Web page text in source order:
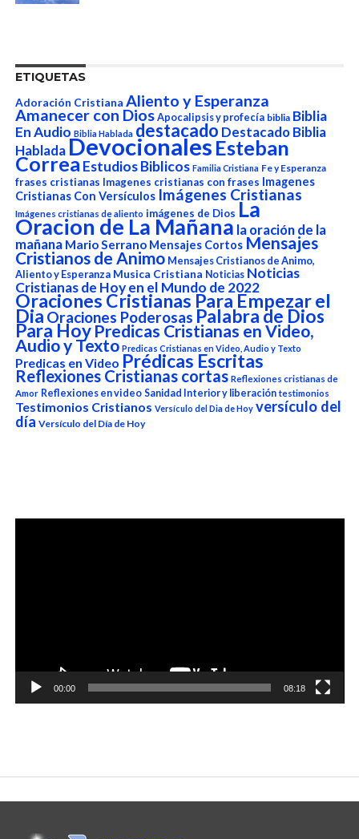
ETIQUETAS
Adoración Cristiana Aliento y Esperanza
Amanecer con Dios Apocalipsis y profecía biblia Biblia
En Audio Biblia Hablada destacado Destacado Biblia
HabladaDevocionalesEsteban
Correa Estudios Biblicos Familia Cristiana Fe y Esperanza
frases cristianas Imagenes cristianas con frases Imagenes
Cristianas Con Versículos Imágenes Cristianas
Imágenes cristianas de aliento imágenes de Dios La
Oracion de La Mañana la oración de la
mañana Mario Serrano Mensajes Cortos Mensajes
Cristianos de Animo Mensajes Cristianos de Animo,
Aliento y Esperanza Musica Cristiana Noticias Noticias
Cristianas de Hoy en el Mundo de 2022
Oraciones Cristianas Para Empezar el
DiaOraciones Poderosas Palabra de Dios
Para Hoy Predicas Cristianas en Video,
Audio y Texto Predicas Cristianas en Video, Audio y Texto
Predicas en Video Prédicas Escritas
Reflexiones Cristianas cortas Reflexiones cristianas de
Amor Reflexiones en video Sanidad Interior y liberación testimonios
Testimonios Cristianos Versículo del Dia de Hoy versículo del
día Versículo del Día de Hoy
Reproductor
00:00 08:18